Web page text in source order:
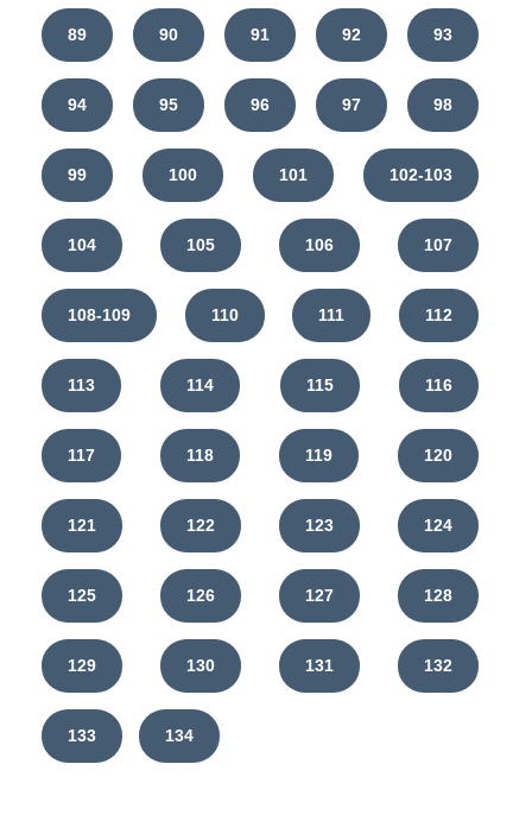
89 90 91 92 93
94 95 96 97 98
99 100 101 102-103
104 105 106 107
108-109 110 111 112
113 114 115 116
117 118 119 120
121 122 123 124
125 126 127 128
129 130 131 132
133 134